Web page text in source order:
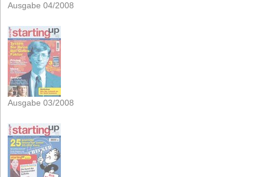
Ausgabe 04/2008
Ausgabe 03/2008